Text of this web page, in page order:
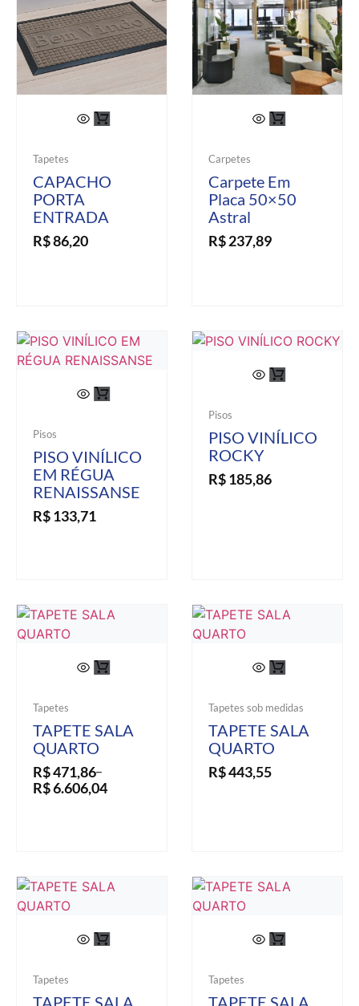
Tapetes
CAPACHO
PORTA
ENTRADA
R$86,20
Carpetes
Carpete Em
Placa 50×50
Astral
R$237,89
Pisos
PISO VINÍLICO
EM RÉGUA
RENAISSANSE
R$133,71
Pisos
PISO VINÍLICO
ROCKY
R$185,86
Tapetes
TAPETE SALA
QUARTO
R$471,86–
R$6.606,04
Tapetes sob medidas
TAPETE SALA
QUARTO
R$443,55
Tapetes
TAPETE SALA
Tapetes
TAPETE SALA